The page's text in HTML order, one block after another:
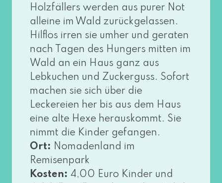
Holzfällers wer­den aus purer Not
allei­ne im Wald zurück­ge­las­sen.
Hilflos irren sie umher und gera­ten
nach Tagen des Hungers mit­ten im
Wald an ein Haus ganz aus
Lebkuchen und Zuckerguss. Sofort
machen sie sich über die
Leckereien her bis aus dem Haus
eine alte Hexe her­aus­kommt. Sie
nimmt die Kinder gefan­gen.
Ort: Nomadenland im
Remisenpark
Kosten: 4,00 Euro Kinder und